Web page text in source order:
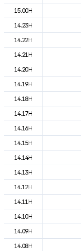
15.00H
14.23H
14.22H
14.21H
14.20H
14.19H
14.18H
14.17H
14.16H
14.15H
14.14H
14.13H
14.12H
14.11H
14.10H
14.09H
14.08H